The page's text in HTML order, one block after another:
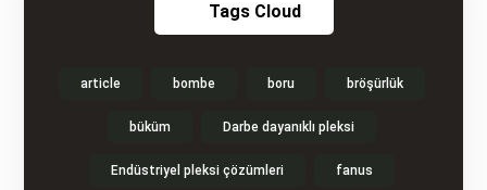
Tags Cloud
article bombe boru bröşürlük
büküm Darbe dayanıklı pleksi
Endüstriyel pleksi çözümleri fanus